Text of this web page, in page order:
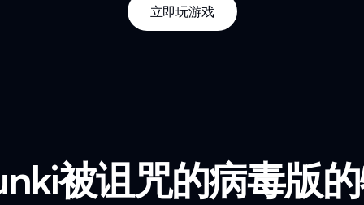
立即玩游戏
被诅咒的病毒版